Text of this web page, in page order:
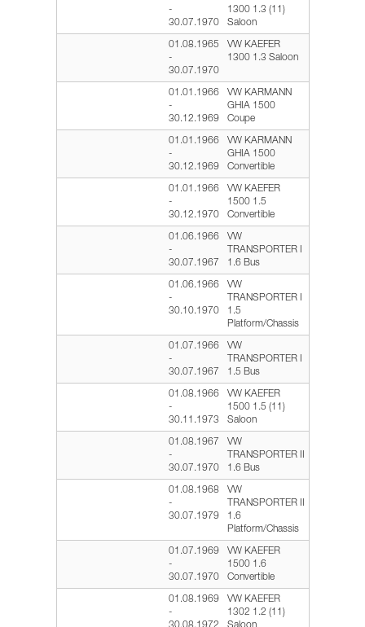
-
30.07.1970
1300 1.3 (11)
Saloon
01.08.1965
-
30.07.1970
VW KAEFER
1300 1.3 Saloon
01.01.1966
-
30.12.1969
VW KARMANN
GHIA 1500
Coupe
01.01.1966
-
30.12.1969
VW KARMANN
GHIA 1500
Convertible
01.01.1966
-
30.12.1970
VW KAEFER
1500 1.5
Convertible
01.06.1966
-
30.07.1967
VW
TRANSPORTER I
1.6 Bus
01.06.1966
-
30.10.1970
VW
TRANSPORTER I
1.5
Platform/Chassis
01.07.1966
-
30.07.1967
VW
TRANSPORTER I
1.5 Bus
01.08.1966
-
30.11.1973
VW KAEFER
1500 1.5 (11)
Saloon
01.08.1967
-
30.07.1970
VW
TRANSPORTER II
1.6 Bus
01.08.1968
-
30.07.1979
VW
TRANSPORTER II
1.6
Platform/Chassis
01.07.1969
-
30.07.1970
VW KAEFER
1500 1.6
Convertible
01.08.1969
-
VW KAEFER
1302 1.2 (11)